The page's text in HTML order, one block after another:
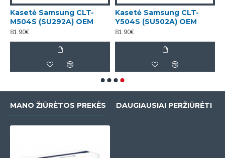
Kasetė Samsung CLT-
M504S (SU292A) OEM
81.90€
Kasetė Samsung CLT-
Y504S (SU502A) OEM
81.90€
MANO ŽIŪRĖTOS PREKĖS DAUGIAUSIAI PERŽIŪRĖTI